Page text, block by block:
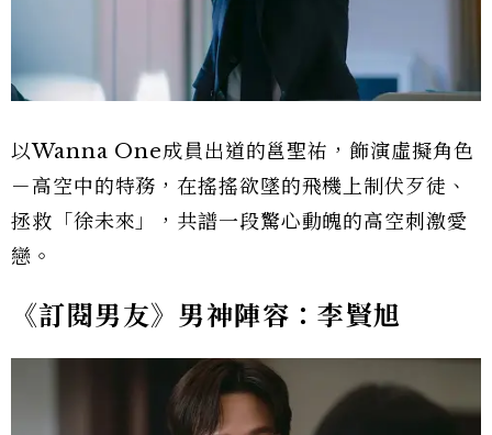
以Wanna One成員出道的邕聖祐，飾演虛擬角色
－高空中的特務，在搖搖欲墜的飛機上制伏歹徒、
拯救「徐未來」，共譜一段驚心動魄的高空刺激愛
戀。
《訂閱男友》男神陣容：李賢旭